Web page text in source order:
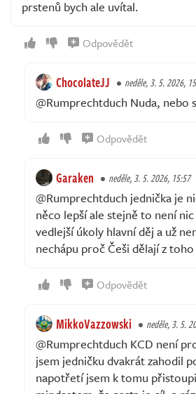
prstenů bych ale uvítal.
Odpovědět
ChocolateJJ neděle, 3. 5. 2026,
@Rumprechtduch Nuda, nebo
Odpovědět
Garaken neděle, 3. 5. 2026, 15:57
@Rumprechtduch jednička je
něco lepší ale stejně to není
vedlejší úkoly hlavní děj a už
nechápu proč Češi dělají z
Odpovědět
MikkoVazzowski neděle, 3. 5.
@Rumprechtduch KCD není
jsem jedničku dvakrát zahodil
napotřetí jsem k tomu